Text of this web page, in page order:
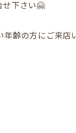
せ下さい🤗
年齢の方にご来